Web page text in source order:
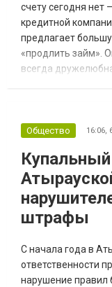
счету сегодня нет
кредитной
предлагает
«продлить займ».
всегда
небольшой
в трудный момент
лишь в том, что
Общество 16:06,
штрафы
С начала года в
ответственности
нарушение правил